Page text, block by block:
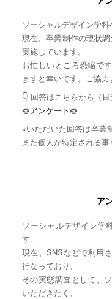
ソーシャルデザイン学科
現在、卒業制作の現状
実施しています。
お忙しいところ恐縮で
ますと幸いです。ご協
👇 回答はこちらから（目
🍩アンケート🍩
※いただいた回答は卒業
また個人が特定される事
ア
ソーシャルデザイン学
す。
現在、SNSなどで利用
行なっており、
その実態調査として、
いただきたく、